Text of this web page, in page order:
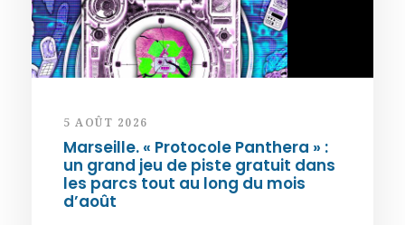
5 AOÛT 2026
Marseille. « Protocole Panthera » :
un grand jeu de piste gratuit dans
les parcs tout au long du mois
d’août